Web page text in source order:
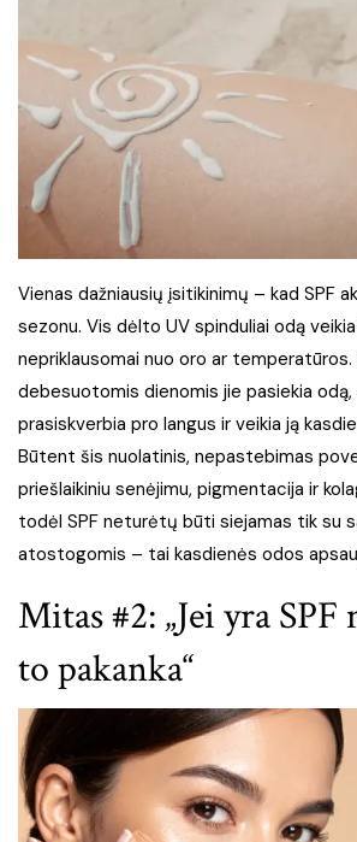
Vienas dažniausių įsitikinimų – kad SPF
sezonu. Vis dėlto UV spinduliai odą
nepriklausomai nuo oro ar
debesuotomis dienomis jie pasiekia odą,
prasiskverbia pro langus ir veikia ją
Būtent šis nuolatinis, nepastebimas
priešlaikiniu senėjimu, pigmentacija ir
todėl SPF neturėtų būti siejamas tik su
atostogomis – tai kasdienės odos
Mitas #2: „Jei yra SPF
to pakanka“